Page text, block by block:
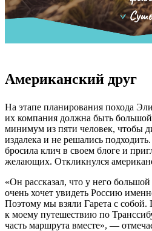
Американский друг
На этапе планирования похода
их компания должна быть
минимум из пяти человек, чтобы
издалека и не решались
бросила клич в своем блоге и
желающих. Откликнулся
«Он рассказал, что у него
очень хочет увидеть Россию
Поэтому мы взяли Гарета с
к моему путешествию по
часть маршрута вместе», —